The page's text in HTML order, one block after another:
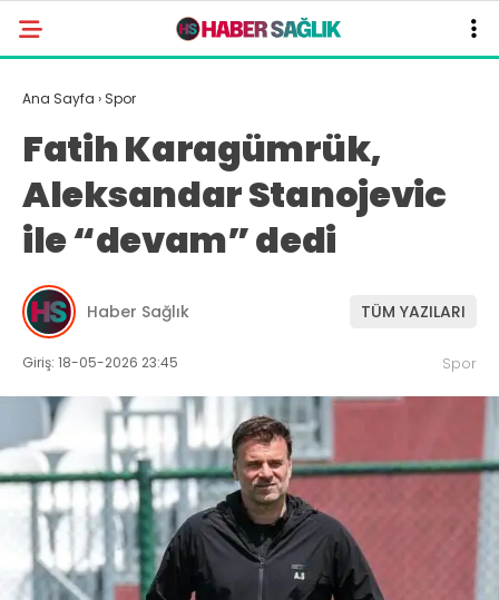
Ana Sayfa › Spor
Fatih Karagümrük,
Aleksandar Stanojevic
ile “devam” dedi
Haber Sağlık TÜM YAZILARI
Giriş: 18-05-2026 23:45 Spor